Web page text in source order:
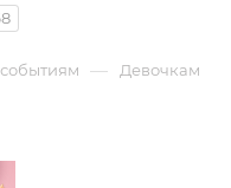
— Девочкам